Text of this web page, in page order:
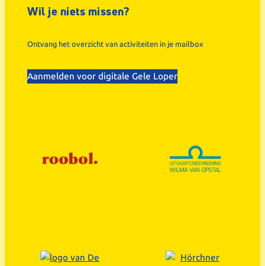
Wil je niets missen?
Ontvang het overzicht van activiteiten in je mailbox
Aanmelden voor digitale Gele Loper